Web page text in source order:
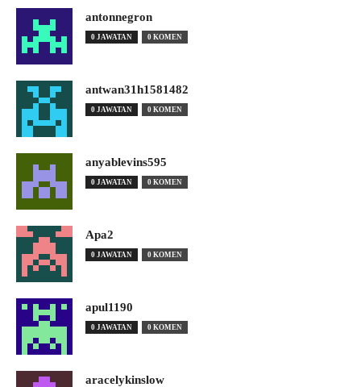
antonnegron
0 JAWATAN 0 KOMEN
antwan31h1581482
0 JAWATAN 0 KOMEN
anyablevins595
0 JAWATAN 0 KOMEN
Apa2
0 JAWATAN 0 KOMEN
apul1190
0 JAWATAN 0 KOMEN
aracelykinslow